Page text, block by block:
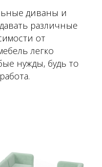
диваны и
различные
от
легко
нужды, будь то